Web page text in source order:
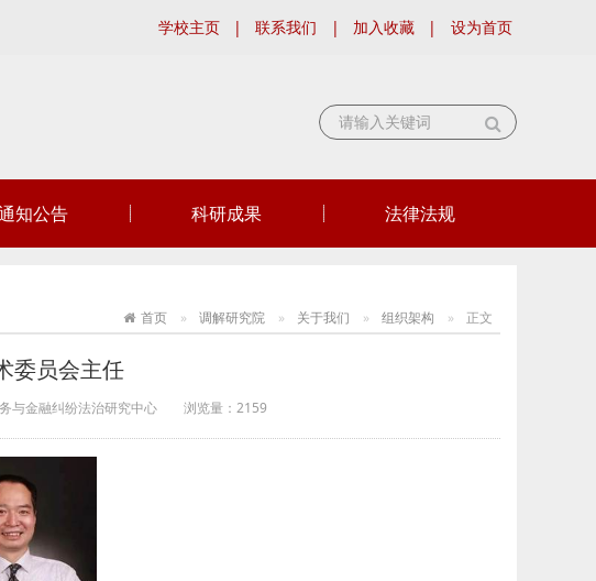
学校主页 | 联系我们 | 加入收藏 | 设为首页
知公告 科研成果 法律法规
首页 调解研究院 关于我们 组织架构 正文
委员会主任
与金融纠纷法治研究中心 浏览量： 2159